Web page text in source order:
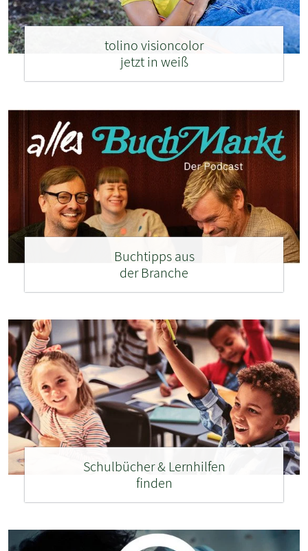
tolino visioncolor
jetzt in weiß
Buchtipps aus
der Branche
Schulbücher & Lernhilfen
finden